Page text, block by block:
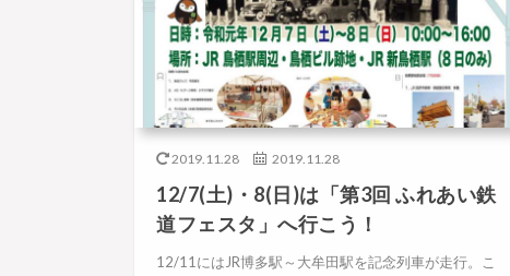
2019.11.28 2019.11.28
12/7(土)・8(日)は「第3回 ふれあい鉄
道フェスタ」へ行こう！
12/11にはJR博多駅～大牟田駅を記念列車が走行。こ